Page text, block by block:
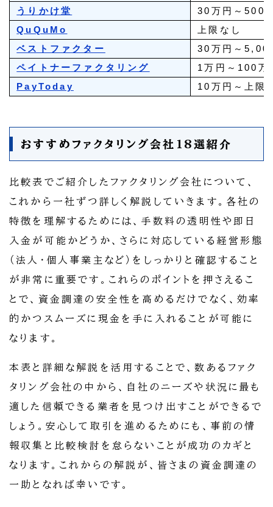
うりかけ堂
30万円～5000
QuQuMo
上限なし
ベストファクター
30万円～
ペイトナーファクタリング
1万円～100万
PayToday
10万円～上限
おすすめファクタリング会社18選紹介
比較表でご紹介したファクタリング会社について、
これから一社ずつ詳しく解説していきます。各社の
特徴を理解するためには、手数料の透明性や即日
入金が可能かどうか、さらに対応している経営形態
（法人・個人事業主など）をしっかりと確認すること
が非常に重要です。これらのポイントを押さえるこ
とで、資金調達の安全性を高めるだけでなく、効率
的かつスムーズに現金を手に入れることが可能に
なります。
本表と詳細な解説を活用することで、数あるファク
タリング会社の中から、自社のニーズや状況に最も
適した信頼できる業者を見つけ出すことができるで
しょう。安心して取引を進めるためにも、事前の情
報収集と比較検討を怠らないことが成功のカギと
なります。これからの解説が、皆さまの資金調達の
一助となれば幸いです。